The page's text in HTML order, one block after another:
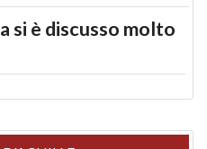
si è discusso molto